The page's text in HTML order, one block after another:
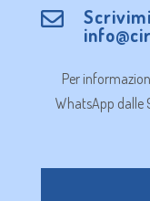

Per
WhatsApp dalle